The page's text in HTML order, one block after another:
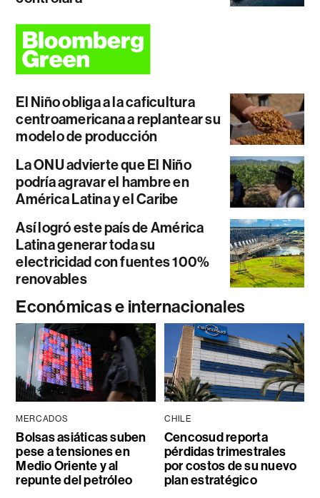
El Niño obliga a la caficultura
centroamericana a replantear su
modelo de producción
La ONU advierte que El Niño
podría agravar el hambre en
América Latina y el Caribe
Así logró este país de América
Latina generar toda su
electricidad con fuentes 100%
renovables
Económicas e internacionales
MERCADOS
Bolsas asiáticas suben
pese a tensiones en
Medio Oriente y al
repunte del petróleo
CHILE
Cencosud reporta
pérdidas trimestrales
por costos de su nuevo
plan estratégico